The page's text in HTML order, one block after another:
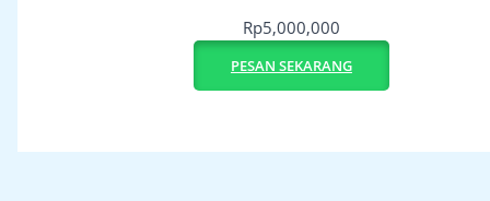
Rp5,000,000
PESAN SEKARANG